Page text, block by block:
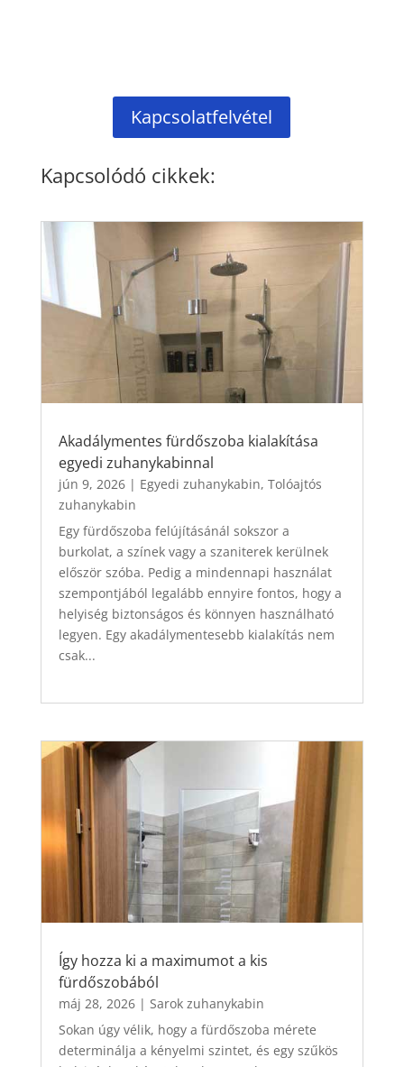
Kapcsolatfelvétel
Kapcsolódó cikkek:
Akadálymentes fürdőszoba kialakítása
egyedi zuhanykabinnal
jún 9, 2026| Egyedi zuhanykabin, Tolóajtós
zuhanykabin
Egy fürdőszoba felújításánál sokszor a
burkolat, a színek vagy a szaniterek kerülnek
először szóba. Pedig a mindennapi használat
szempontjából legalább ennyire fontos, hogy a
helyiség biztonságos és könnyen használható
legyen. Egy akadálymentesebb kialakítás nem
csak...
Így hozza ki a maximumot a kis
fürdőszobából
máj 28, 2026| Sarok zuhanykabin
Sokan úgy vélik, hogy a fürdőszoba mérete
determinálja a kényelmi szintet, és egy szűkös